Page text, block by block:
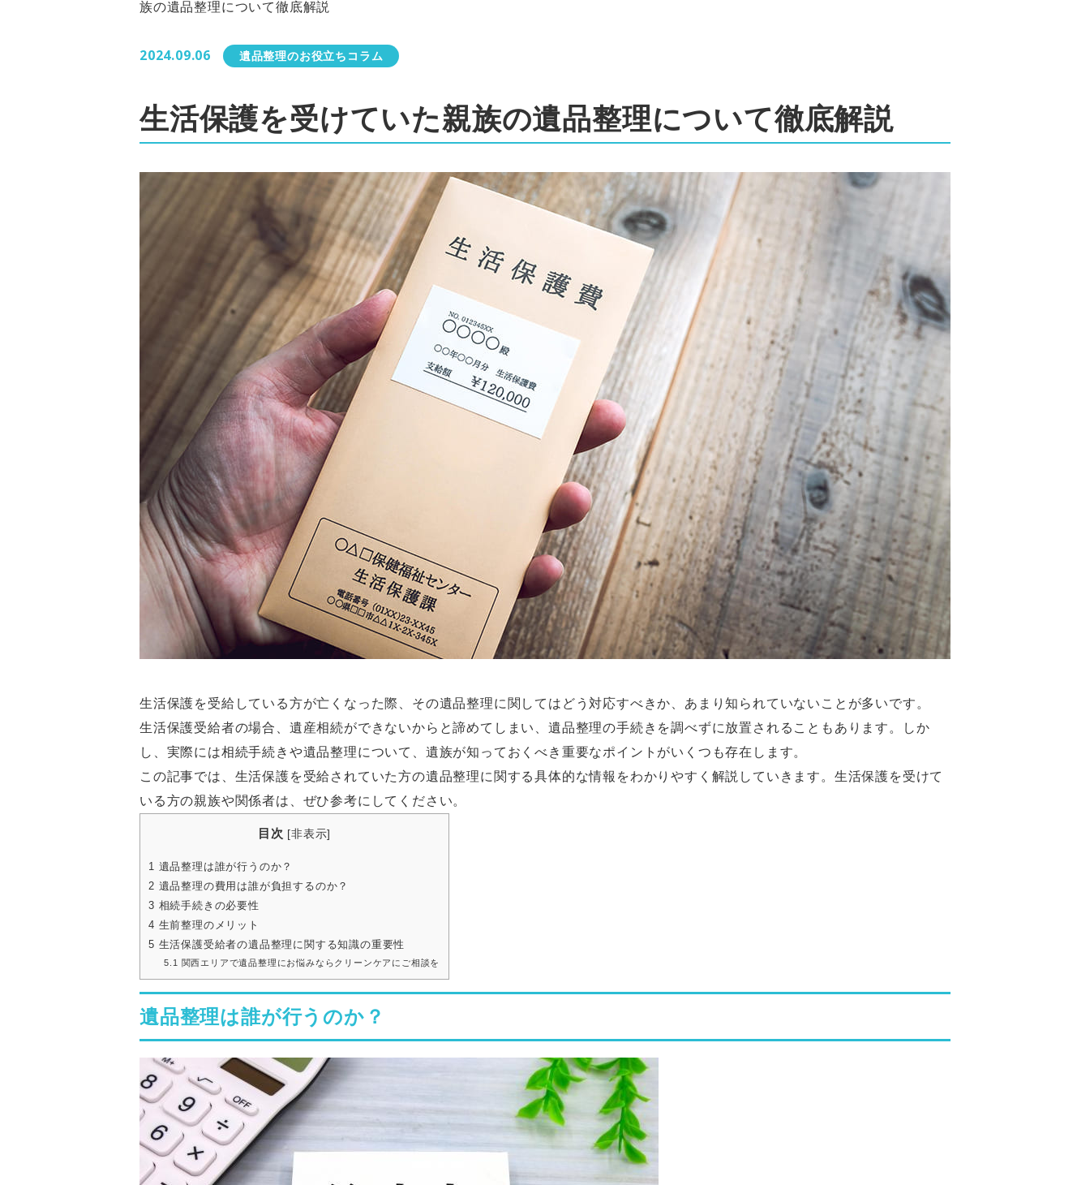
族の遺品整理について徹底解説
2024.09.06 遺品整理のお役立ちコラム
生活保護を受けていた親族の遺品整理について徹底解説
生活保護を受給している方が亡くなった際、その遺品整理に関してはどう対応すべきか、あまり知られていないことが多いです。
生活保護受給者の場合、遺産相続ができないからと諦めてしまい、遺品整理の手続きを調べずに放置されることもあります。しか
し、実際には相続手続きや遺品整理について、遺族が知っておくべき重要なポイントがいくつも存在します。
この記事では、生活保護を受給されていた方の遺品整理に関する具体的な情報をわかりやすく解説していきます。生活保護を受けて
いる方の親族や関係者は、ぜひ参考にしてください。
目次 [非表示]
1 遺品整理は誰が行うのか？
2 遺品整理の費用は誰が負担するのか？
3 相続手続きの必要性
4 生前整理のメリット
5 生活保護受給者の遺品整理に関する知識の重要性
5.1 関西エリアで遺品整理にお悩みならクリーンケアにご相談を
遺品整理は誰が行うのか？